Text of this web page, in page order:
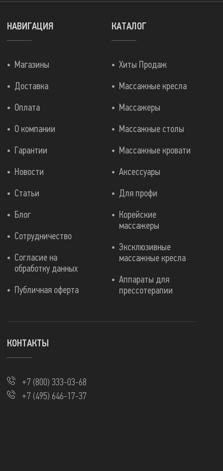
КАТАЛОГ
Хиты Продаж
Массажные кресла
Массажеры
Массажные столы
Массажные кровати
Аксессуары
Для профи
Корейские
массажеры
Эксклюзивные
массажные кресла
Аппараты для
прессотерапии
НАВИГАЦИЯ
Магазины
Доставка
Оплата
О компании
Гарантии
Новости
Статьи
Блог
Сотрудничество
Согласие на
обработку данных
Публичная оферта
КОНТАКТЫ
+7 (800) 333-03-68
+7 (495) 646-17-37